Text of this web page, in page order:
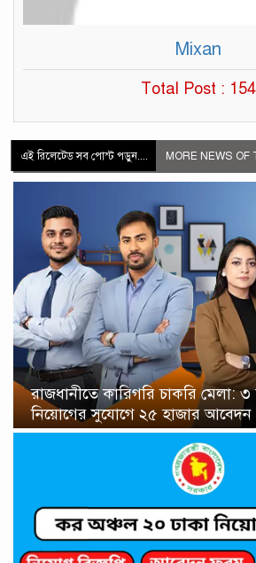
Mixan
Total Post : 154
এই রিলেটেড সব পোস্ট পড়ুন.... MORE NEWS OF
রাজধানীতে কারিগরি চাকরি মেলা:
নিয়োগের সুযোগে ২৫ হাজার আবেদন